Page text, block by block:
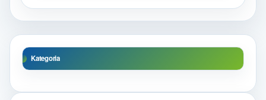
Kategoria